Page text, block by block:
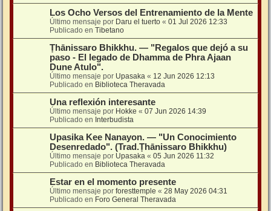
Los Ocho Versos del Entrenamiento de la Mente
Último mensaje por Daru el tuerto « 01 Jul 2026 12:33
Publicado en Tibetano
Ṭhānissaro Bhikkhu. — "Regalos que dejó a su
paso - El legado de Dhamma de Phra Ajaan
Dune Atulo".
Último mensaje por Upasaka « 12 Jun 2026 12:13
Publicado en Biblioteca Theravada
Una reflexión interesante
Último mensaje por Hokke « 07 Jun 2026 14:39
Publicado en Interbudista
Upasika Kee Nanayon. — "Un Conocimiento
Desenredado". (Trad.Ṭhānissaro Bhikkhu)
Último mensaje por Upasaka « 05 Jun 2026 11:32
Publicado en Biblioteca Theravada
Estar en el momento presente
Último mensaje por foresttemple « 28 May 2026 04:31
Publicado en Foro General Theravada